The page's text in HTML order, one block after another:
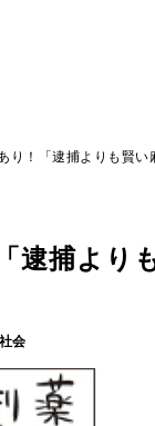
！「逮捕よりも賢い
捕より
社会